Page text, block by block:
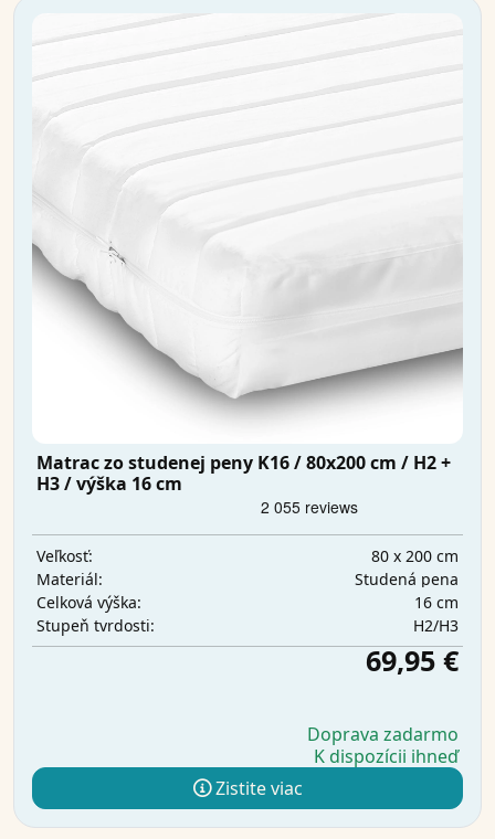
Matrac zo studenej peny K16 / 80x200 cm / H2 +
H3 / výška 16 cm
Veľkosť:
80 x 200 cm
Materiál:
Studená pena
Celková výška:
16 cm
Stupeň tvrdosti:
H2/H3
69,95 €
Doprava zadarmo
K dispozícii ihneď
Zistite viac